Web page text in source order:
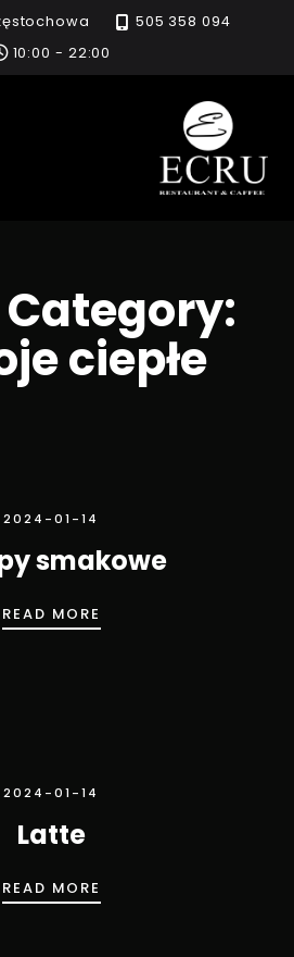
505 358 094
10:00 - 22:00
ciepłe
2024-01-14
smakowe
READ MORE
2024-01-14
Latte
READ MORE